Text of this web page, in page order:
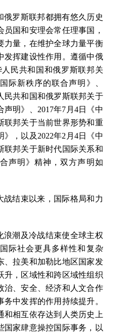
俄罗斯联邦都拥有悠久历史
国和安理会常任理事国，
力量，在维护全球力量平衡
发挥建设性作用。遵循中俄
人民共和国和俄罗斯联邦关
际新秩序的联合声明》、
民共和国和俄罗斯联邦关于
声明》、2017年7月4日《中
联邦关于当前世界形势和重
，以及2022年2月4日《中
联邦关于新时代国际关系和
声明》精神，双方声明如
战结束以来，国际格局和力
浪潮及冷战结束使全球主权
际社会更具多样性和复杂
、拉美和加勒比地区国家发
升，区域性和跨区域性组织
治、安全、经济和人文合作
中发挥的作用持续提升。
和相互依存达到人类历史上
国家肆意操控国际事务，以